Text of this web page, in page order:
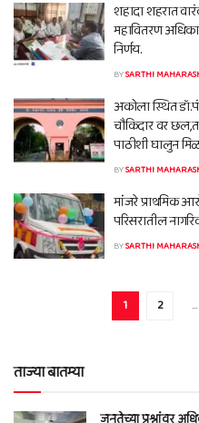
शहादा शहरात
महावितरण
निर्णय.
BYSARTHI
अकोला स्थित
चौकिदार वर
पाठीशी घालुन
BYSARTHI
मांंजरे प्राथमिक
परिसरातील
BYSARTHI
1 2 …
ताज्या बातम्या
जनतेच्या प्रश्नांवर